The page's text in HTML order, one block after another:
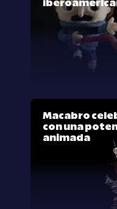
Macabro
con una
animada